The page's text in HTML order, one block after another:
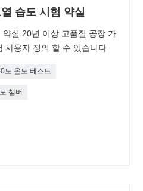
습도 시험 약실
실 20년 이상 고품질 공장 가
사용자 정의 할 수 있습니다
도 온도 테스트
챔버